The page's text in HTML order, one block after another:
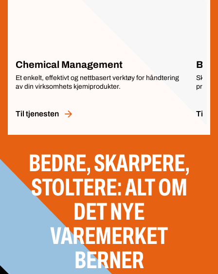
Chemical Management
Et enkelt, effektivt og nettbasert verktøy for håndtering
av din virksomhets kjemiprodukter.
Til tjenesten
Skann
Til
BEDRE, SKARPERE,
STOLTERE: ALT OM
DET NYE
VAREMERKET
BERNER